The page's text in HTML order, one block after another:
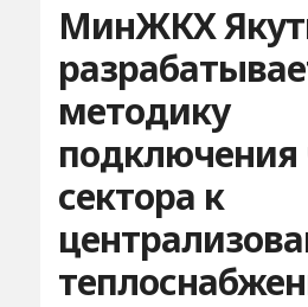
МинЖКХ
методику
подключения
сектора к